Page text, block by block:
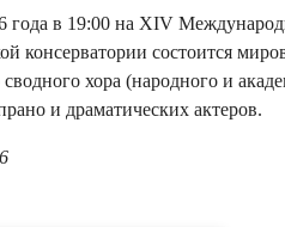
года в 19:00 на XIV
консерватории состоится
хора (народного и
и драматических актеров.